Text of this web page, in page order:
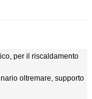
per il riscaldamento
oltremare, supporto